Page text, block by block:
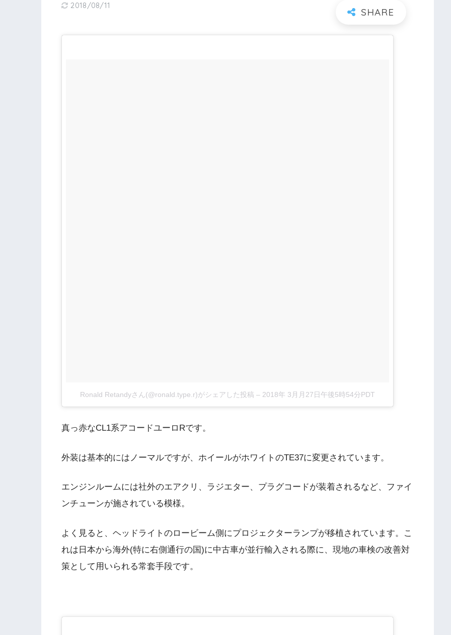
2018/08/11
Ronald Retandyさん(@ronald.type.r)がシェアした投稿 – 2018年 3月月27日午後5時54分PDT
真っ赤なCL1系アコードユーロRです。
外装は基本的にはノーマルですが、ホイールがホワイトのTE37に変更されています。
エンジンルームには社外のエアクリ、ラジエター、プラグコードが装着されるなど、ファイ
ンチューンが施されている模様。
よく見ると、ヘッドライトのロービーム側にプロジェクターランプが移植されています。こ
れは日本から海外(特に右側通行の国)に中古車が並行輸入される際に、現地の車検の改善対
策として用いられる常套手段です。